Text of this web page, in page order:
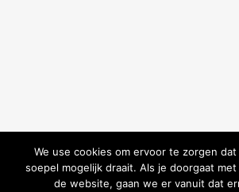
We use cookies om ervoor te zorgen
soepel mogelijk draait. Als je doorgaat
de website, gaan we er vanuit dat